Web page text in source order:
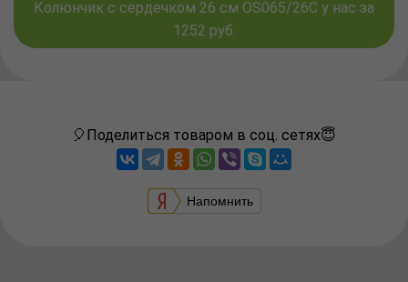
Колюнчик с сердечком 26 см OS065/26С у нас за
1252 руб.
🎈Поделиться товаром в соц. сетях😇
Напомнить